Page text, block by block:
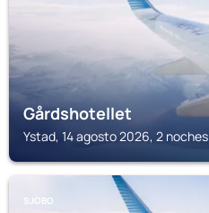
Gårdshotellet
Ystad, 14 agosto 2026, 2 noches
SJOBO